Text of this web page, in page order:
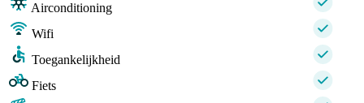
Airconditioning
Wifi
Toegankelijkheid
Fiets